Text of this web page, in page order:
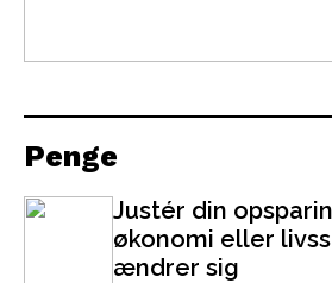
Penge
Justér din
økonomi eller
ændrer sig